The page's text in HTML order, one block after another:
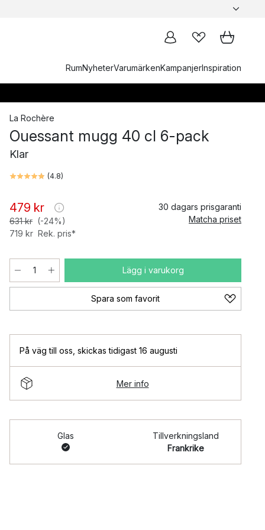
RumNyheterVarumärkenKampanjerInspiration
La Rochère
Ouessant mugg 40 cl 6-pack
Klar
(4.8)
479 kr
631 kr (-24%)
719 kr Rek. pris*
30 dagars prisgaranti
Matcha priset
Lägg i varukorg
Spara som favorit
På väg till oss skickas tidigast 16 augusti
Mer info
Glas
Tillverkningsland
Frankrike